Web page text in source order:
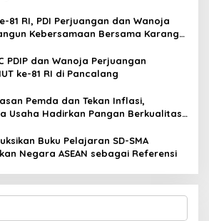
81 RI, PDI Perjuangan dan Wanoja
Kebersamaan Bersama Karang
PDIP dan Wanoja Perjuangan
ke-81 RI di Pancalang
Pemda dan Tekan Inflasi,
Usaha Hadirkan Pangan Berkualitas
Buku Pelajaran SD-SMA
Negara ASEAN sebagai Referensi